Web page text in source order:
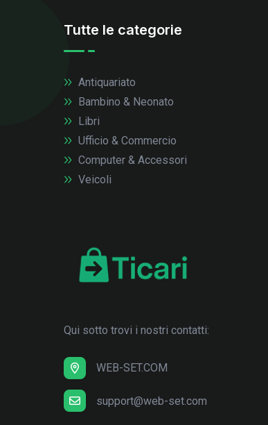
Tutte le categorie
Antiquariato
Bambino & Neonato
Libri
Ufficio & Commercio
Computer & Accessori
Veicoli
Qui sotto trovi i nostri contatti:
WEB-SET.COM
support@web-set.com